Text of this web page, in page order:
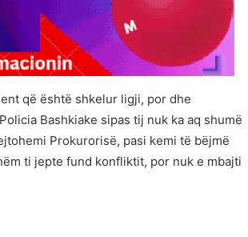
që është shkelur ligji, por dhe
Bashkiake sipas tij nuk ka aq shumë
Prokurorisë, pasi kemi të bëjmë
ti jepte fund konfliktit, por nuk e mbajti